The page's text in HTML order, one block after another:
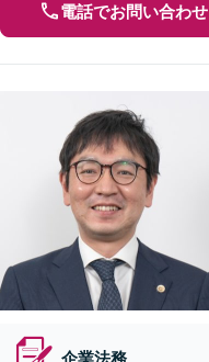
電話でお問い合わせ
企業法務